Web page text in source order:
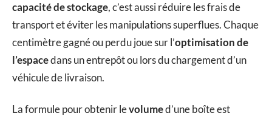
capacité de stockage, c’est aussi réduire les frais de
transport et éviter les manipulations superflues. Chaque
centimètre gagné ou perdu joue sur l’optimisation de
l’espacedans un entrepôt ou lors du chargement d’un
véhicule de livraison.
La formule pour obtenir levolumed’une boîte est